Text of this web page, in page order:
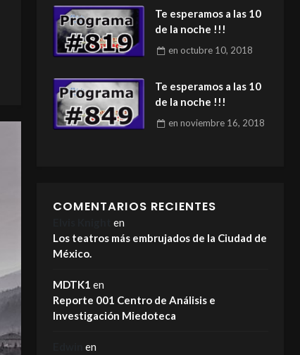
Te esperamos a las 10
de la noche !!!
en octubre 10, 2018
Te esperamos a las 10
de la noche !!!
ennoviembre 16, 2018
COMENTARIOS RECIENTES
en
Los teatros más embrujados de la Ciudad de
México.
MDTK1 en
Reporte 001 Centro de Análisis e
Investigación Miedoteca
en